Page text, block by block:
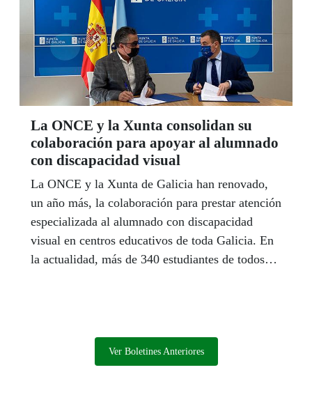
La ONCE y la Xunta consolidan su
colaboración para apoyar al alumnado
con discapacidad visual
La ONCE y la Xunta de Galicia han renovado,
un año más, la colaboración para prestar atención
especializada al alumnado con discapacidad
visual en centros educativos de toda Galicia. En
la actualidad, más de 340 estudiantes de todos
Ver Boletines Anteriores